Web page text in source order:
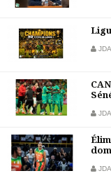
JDA
JDA
JDA